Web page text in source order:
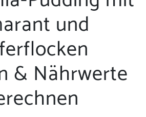
und
& Nährwerte